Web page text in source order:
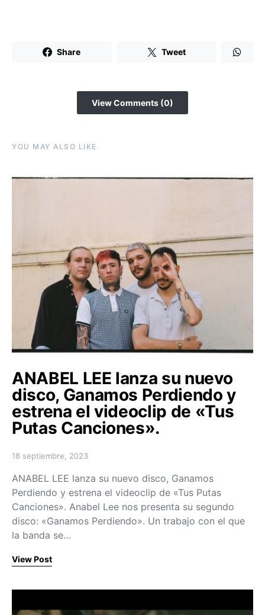
Share Tweet
View Comments (0)
YOU MAY ALSO LIKE
ANABEL LEE lanza su nuevo
disco, Ganamos Perdiendo y
estrena el videoclip de «Tus
Putas Canciones».
Posted on
18 septiembre, 2023
ANABEL LEE lanza su nuevo disco, Ganamos
Perdiendo y estrena el videoclip de «Tus Putas
Canciones». Anabel Lee nos presenta su segundo
disco: «Ganamos Perdiendo». Un trabajo con el que
la banda se…
View Post